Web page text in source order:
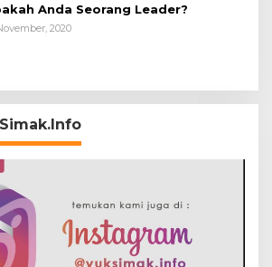
Anda Seorang Leader?
2020